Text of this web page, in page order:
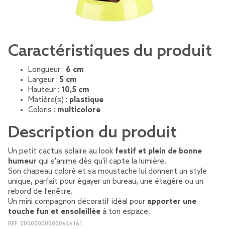
Caractéristiques du produit
Longueur : 6 cm
Largeur : 5 cm
Hauteur : 10,5 cm
Matière(s) : plastique
Coloris : multicolore
Description du produit
Un petit cactus solaire au look festif et plein de bonne
humeur qui s'anime dès qu'il capte la lumière.
Son chapeau coloré et sa moustache lui donnent un style
unique, parfait pour égayer un bureau, une étagère ou un
rebord de fenêtre.
Un mini compagnon décoratif idéal pour apporter une
touche fun et ensoleillée à ton espace.
REF. 000000000000646161